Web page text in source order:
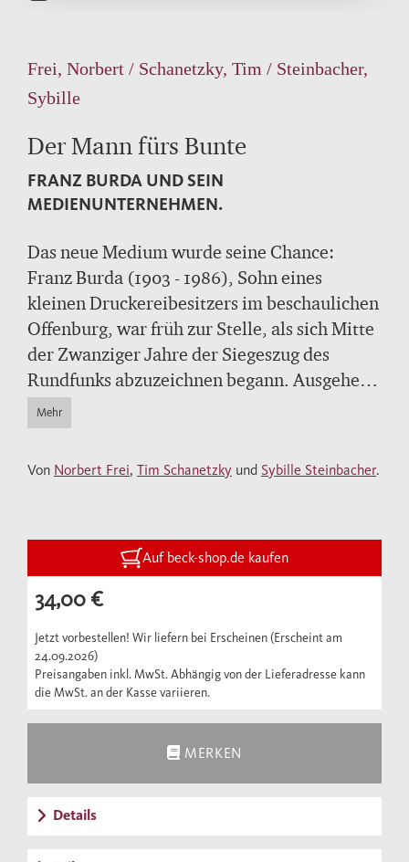
Frei, Norbert / Schanetzky, Tim / Steinbacher,
Sybille
Der Mann fürs Bunte
FRANZ BURDA UND SEIN
MEDIENUNTERNEHMEN.
Das neue Medium wurde seine Chance:
Franz Burda (1903 - 1986), Sohn eines
kleinen Druckereibesitzers im beschaulichen
Offenburg, war früh zur Stelle, als sich Mitte
der Zwanziger Jahre der Siegeszug des
Rundfunks abzuzeichnen begann. Ausgehend
von der Radio-Programmzeitschrift Sürag
entwickelte Burda seinen Betrieb, der auch
zu einem Druck- und Verlagskonzern, der
Reich», «Arisierungs»-Gewinnen und
geschicktem Agieren in der Besatzungszeit
bediente Franz Burda vom Südwesten aus
die junge Bundesrepublik millionenfach mit
Konkurrenz der Fünfziger Jahre ging die
Bunte dauerhaft erfolgreich hervor, Burda
Moden von Ehefrau Aenne prägte
Mehr
Von Norbert Frei, Tim Schanetzky und Sybille Steinbacher.
Auf beck-shop.de kaufen
34,00 €
Jetzt vorbestellen! Wir liefern bei Erscheinen (Erscheint am
24.09.2026)
Preisangaben inkl. MwSt. Abhängig von der Lieferadresse kann
die MwSt. an der Kasse variieren.
MERKEN
Details